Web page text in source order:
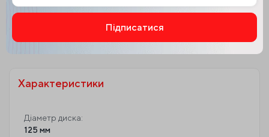
в.
Характеристики
Діаметр диска:
125 мм
Підписатися